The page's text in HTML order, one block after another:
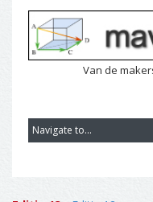
Van de